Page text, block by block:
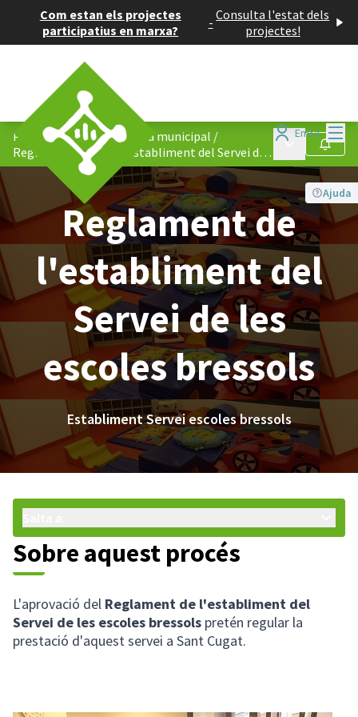
Com estan els projectes
participatius en marxa?
- Consulta l'estat dels
projectes!
Entra
Participació en normativa municipal /
Reglament de l&#39;establiment del Servei de les escoles bressols
Menú Seguir
Ajuda
Reglament de
l'establiment del
Servei de les
escoles bressols
Establiment Servei escoles bressols
Sobre aquest procés
L'aprovació del Reglament de l'establiment del
Servei de les escoles bressols pretén regular la
prestació d'aquest servei a Sant Cugat.